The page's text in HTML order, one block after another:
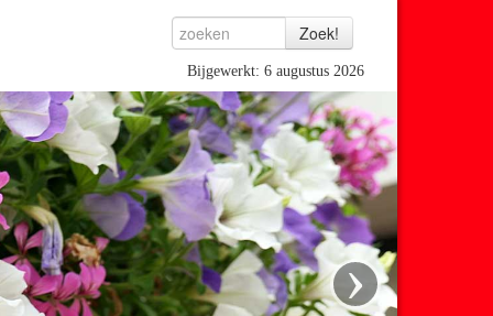
Bijgewerkt: 6 augustus 2026
›